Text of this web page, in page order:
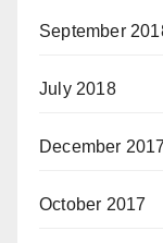
September
July 2018
December 2017
October 2017